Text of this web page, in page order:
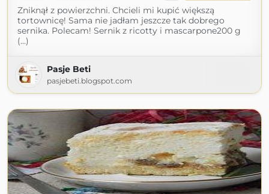
Zniknął z powierzchni. Chcieli mi kupić większą
tortownicę! Sama nie jadłam jeszcze tak dobrego
sernika. Polecam! Sernik z ricotty i mascarpone200 g
(...)
Pasje Beti
pasjebeti.blogspot.com